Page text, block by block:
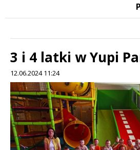
3 i 4 latki w Yupi
12.06.2024 11:24